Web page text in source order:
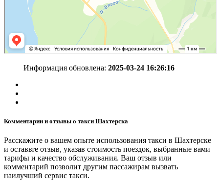
Информация обновлена: 2025-03-24 16:26:16
Комментарии и отзывы о такси Шахтерска
Расскажите о вашем опыте использования такси в Шахтерске
и оставьте отзыв, указав стоимость поездок, выбранные вами
тарифы и качество обслуживания. Ваш отзыв или
комментарий позволит другим пассажирам вызвать
наилучший сервис такси.